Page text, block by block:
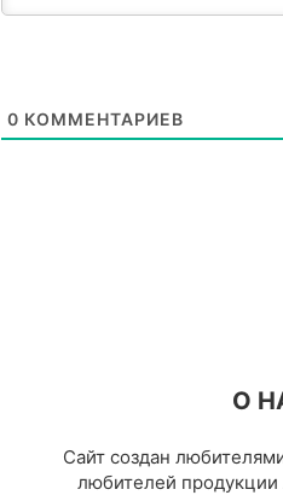
0 КОММЕНТАРИЕВ
О
Сайт создан
любителей